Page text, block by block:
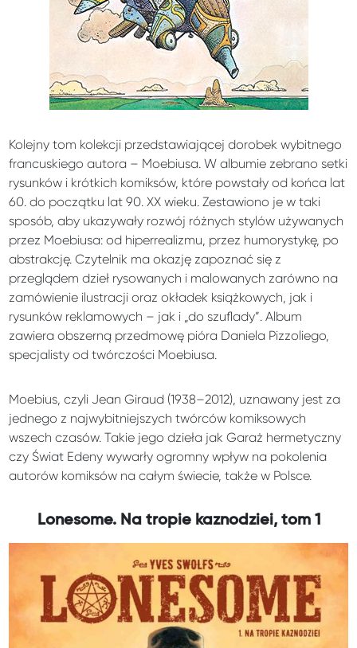
Kolejny tom kolekcji przedstawiającej dorobek wybitnego
francuskiego autora – Moebiusa. W albumie zebrano setki
rysunków i krótkich komiksów, które powstały od końca lat
60. do początku lat 90. XX wieku. Zestawiono je w taki
sposób, aby ukazywały rozwój różnych stylów używanych
przez Moebiusa: od hiperrealizmu, przez humorystykę, po
abstrakcję. Czytelnik ma okazję zapoznać się z
przeglądem dzieł rysowanych i malowanych zarówno na
zamówienie ilustracji oraz okładek książkowych, jak i
rysunków reklamowych – jak i „do szuflady”. Album
zawiera obszerną przedmowę pióra Daniela Pizzoliego,
specjalisty od twórczości Moebiusa.
Moebius, czyli Jean Giraud (1938–2012), uznawany jest za
jednego z najwybitniejszych twórców komiksowych
wszech czasów. Takie jego dzieła jak Garaż hermetyczny
czy Świat Edeny wywarły ogromny wpływ na pokolenia
autorów komiksów na całym świecie, także w Polsce.
Lonesome. Na tropie kaznodziei, tom 1